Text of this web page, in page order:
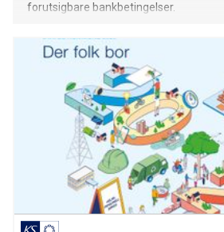
forutsigbare bankbetingelser.